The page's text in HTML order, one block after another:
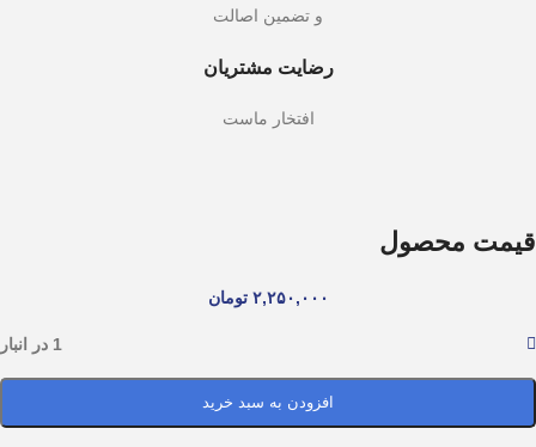
و تضمین اصالت
رضایت مشتریان
افتخار ماست
قیمت محصول
۲,۲۵۰,۰۰۰ تومان
1 در انبار
افزودن به سبد خرید